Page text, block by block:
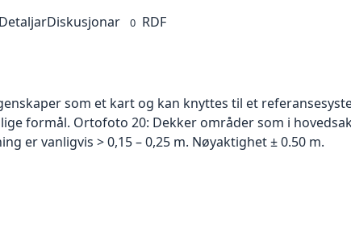
DetaljarDiskusjonar 0 RDF
som et kart og kan knyttes til et
formål. Ortofoto 20: Dekker områder som i
er vanligvis > 0,15 – 0,25 m. Nøyaktighet ± 0.50 m.